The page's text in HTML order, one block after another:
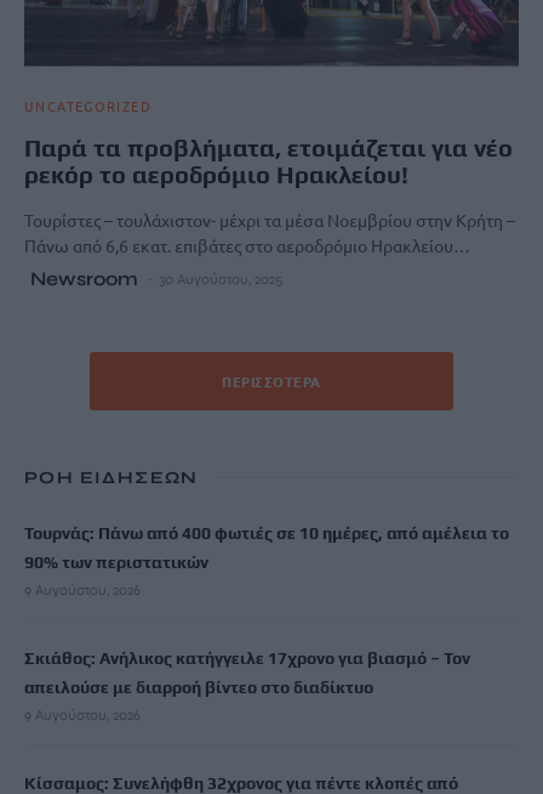
UNCATEGORIZED
Παρά τα προβλήματα, ετοιμάζεται για νέο
ρεκόρ το αεροδρόμιο Ηρακλείου!
Τουρίστες – τουλάχιστον- μέχρι τα μέσα Νοεμβρίου στην Κρήτη –
Πάνω από 6,6 εκατ. επιβάτες στο αεροδρόμιο Ηρακλείου…
Newsroom 30 Αυγούστου, 2025
ΠΕΡΙΣΣΌΤΕΡΑ
ΡΟΗ ΕΙΔΗΣΕΩΝ
Τουρνάς: Πάνω από 400 φωτιές σε 10 ημέρες, από αμέλεια το
90% των περιστατικών
9 Αυγούστου, 2026
Σκιάθος: Ανήλικος κατήγγειλε 17χρονο για βιασμό – Τον
απειλούσε με διαρροή βίντεο στο διαδίκτυο
9 Αυγούστου, 2026
Κίσσαμος: Συνελήφθη 32χρονος για πέντε κλοπές από